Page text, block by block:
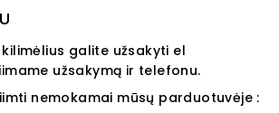
galite užsakyti el
užsakymą ir telefonu.
nemokamai mūsų parduotuvėje :